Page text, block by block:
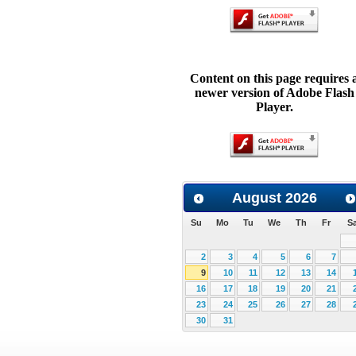
Content on this page requires
newer version of Adobe Flash
Player.
August 2026
Su Mo Tu We Th Fr
2
3 4 5 6 7
9
10 11 12 13 14
16
17 18 19 20 21
23
24 25 26 27 28
30
31